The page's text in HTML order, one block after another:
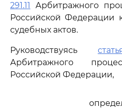
291.11
Арбитражного
Российской Федерации
судебных актов.
Руководствуясь
Арбитражного
Российской Федерации,